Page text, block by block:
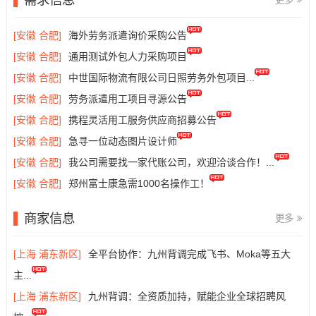
[安徽 合肥]
海外劳务派遣询价采购公告
[安徽 合肥]
通用测试外包人力采购项目
[安徽 合肥]
中世国际物流有限公司日照劳务外包项目...
[安徽 合肥]
劳务派遣用工项目寻源公告
[安徽 合肥]
携程灵活用工服务供应商招募公告
[安徽 合肥]
急寻一位动态图片设计师
[安徽 合肥]
我公司需要找一家代账公司，欢迎洽谈合作！...
[安徽 合肥]
郑州富士康急需1000名操作工！
商家信息 更多
[上海 浦东新区]
全平台协作：九州背调完成飞书、Moka等五大
主...
[上海 浦东新区]
九州背调：全资质加持，赋能企业全球招聘风